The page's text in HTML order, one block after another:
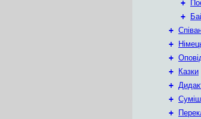
+
+
+
+
+
+
Казки
+
+ Суміш
+